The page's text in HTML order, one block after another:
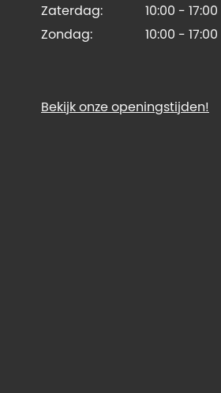
Zaterdag:
10:00 - 17:00
Zondag:
10:00 - 17:00
Bekijk onze openingstijden!